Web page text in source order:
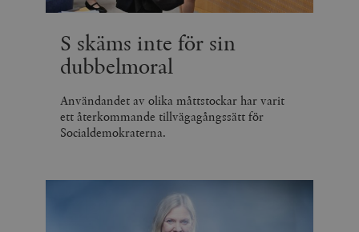
S skäms inte för sin
dubbelmoral
Användandet av olika måttstockar har varit
ett återkommande tillvägagångssätt för
Socialdemokraterna.